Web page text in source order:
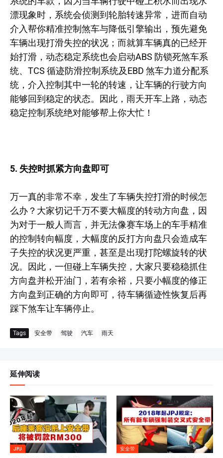
漂现象时，系统会侦测到轮胎转速异常，进而自动
介入帮你精准控制煞车与降低引擎输出，预先避免
车辆出现打滑失控的状况；而就算车辆真的已经开
始打滑，动态稳定系统也会启动ABS 防锁死煞车系
统、TCS 循迹防滑控制系统及EBD 煞车力道分配系
统，介入控制其中一轮的转速，让车辆的行驶方向
能够回到稳定的状态。因此，雨天开车上路，动态
稳定控制系统绝对能够帮上你大忙！
5. 失控时抓紧方向盘即可
万一真的非常不幸，发生了车辆失控打滑的时候怎
么办？大家切记千万不要大幅度的转动方向盘，因
为对于一般人而言，并无法像赛车场上的车手精准
的控制转向幅度，大幅度的反打方向盘只会造成车
子失控的状况更严重，甚至是出现打陀螺旋转的状
况。因此，一但碰上车辆失控，大家只要稳稳抓住
方向盘并松开油门，若有余裕，只要小幅度的修正
方向盘到正确的方向即可，待车辆循迹性恢复后再
踩下煞车让车辆停止。
Tags 安全带 驾驶 汽车 雨天
延伸阅读
JPJ 安全带